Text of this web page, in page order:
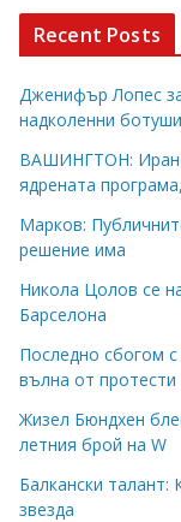
Recent Posts
Дженифър Лопес
надколенни ботуши
ВАШИНГТОН: Иран
ядрената
Марков:
решение има
Никола Цолов се
Барселона
Последно сбогом
вълна от протести
Жизел Бюндхен
летния брой на W
Балкански
звезда